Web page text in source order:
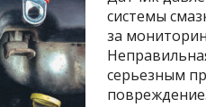
системы
за
серьезным